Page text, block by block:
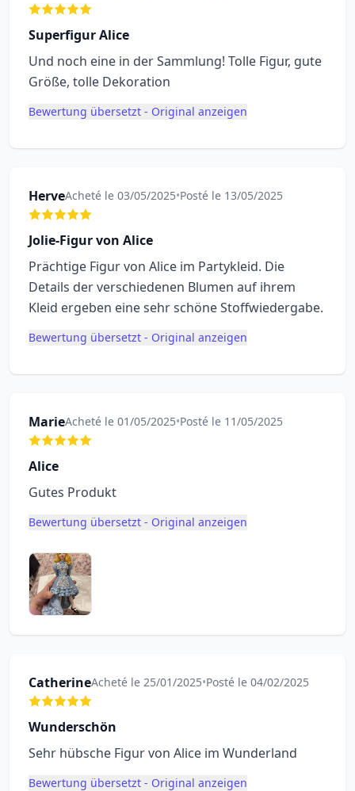
Superfigur Alice
Und noch eine in der Sammlung! Tolle Figur, gute
Größe, tolle Dekoration
Bewertung übersetzt - Original anzeigen
HerveAcheté le 03/05/2025•Posté le 13/05/2025
Jolie-Figur von Alice
Prächtige Figur von Alice im Partykleid. Die
Details der verschiedenen Blumen auf ihrem
Kleid ergeben eine sehr schöne Stoffwiedergabe.
Bewertung übersetzt - Original anzeigen
MarieAcheté le 01/05/2025•Posté le 11/05/2025
Alice
Gutes Produkt
Bewertung übersetzt - Original anzeigen
CatherineAcheté le 25/01/2025•Posté le 04/02/2025
Wunderschön
Sehr hübsche Figur von Alice im Wunderland
Bewertung übersetzt - Original anzeigen